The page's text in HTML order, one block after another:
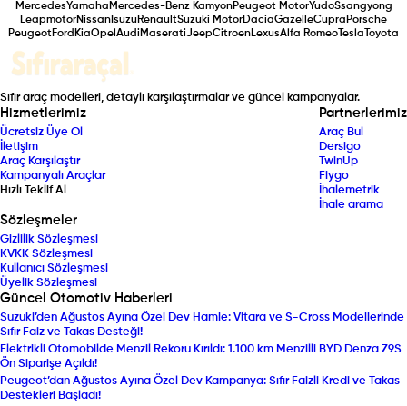
MercedesYamaha Mercedes-Benz KamyonPeugeot MotorYudoSsangyong
LeapmotorNissan IsuzuRenaultSuzuki MotorDaciaGazelleCupra Porsche
PeugeotFord KiaOpel Audi MaseratiJeepCitroenLexusAlfa Romeo Tesla Toyota
Sıfır araç modelleri, detaylı karşılaştırmalar ve güncel kampanyalar.
Hizmetlerimiz
Ücretsiz Üye Ol
İletişim
Araç Karşılaştır
Kampanyalı Araçlar
Hızlı Teklif Al
Partnerlerimiz
Araç Bul
Dersigo
TwinUp
Fiygo
İhalemetrik
İhale arama
Sözleşmeler
Gizlilik Sözleşmesi
KVKK Sözleşmesi
Kullanıcı Sözleşmesi
Üyelik Sözleşmesi
Güncel Otomotiv Haberleri
Suzuki’den Ağustos Ayına Özel Dev Hamle: Vitara ve S-Cross Modellerinde
Sıfır Faiz ve Takas Desteği!
Elektrikli Otomobilde Menzil Rekoru Kırıldı: 1.100 km Menzilli BYD Denza Z9S
Ön Siparişe Açıldı!
Peugeot’dan Ağustos Ayına Özel Dev Kampanya: Sıfır Faizli Kredi ve Takas
Destekleri Başladı!